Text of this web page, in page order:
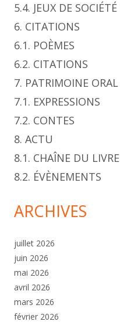
5.4. JEUX DE SOCIÉTÉ
6. CITATIONS
6.1. POÈMES
6.2. CITATIONS
7. PATRIMOINE ORAL
7.1. EXPRESSIONS
7.2. CONTES
8. ACTU
8.1. CHAÎNE DU LIVRE
8.2. ÉVÈNEMENTS
ARCHIVES
juillet 2026
juin 2026
mai 2026
avril 2026
mars 2026
février 2026